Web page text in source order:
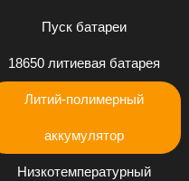
Пуск батареи
18650 литиевая батарея
Литий-полимерный
аккумулятор
Низкотемпературный